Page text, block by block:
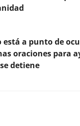
está a punto de
oraciones para
detiene